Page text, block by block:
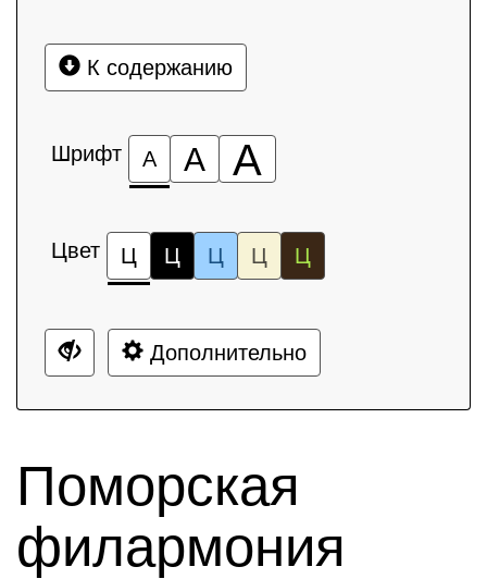
К содержанию
Шрифт А А А
Цвет Ц Ц Ц Ц Ц
Дополнительно
Поморская
филармония